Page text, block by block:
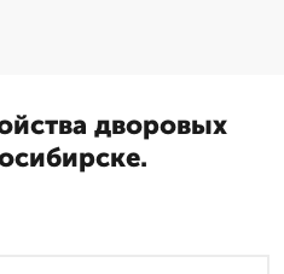
дворовых